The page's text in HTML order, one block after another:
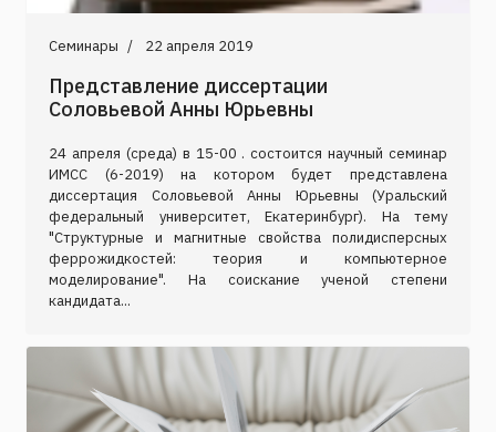
Семинары 22 апреля 2019
Представление диссертации
Соловьевой Анны Юрьевны
24 апреля (среда) в 15-00 . состоится научный семинар
ИМСС (6-2019) на котором будет представлена
диссертация Соловьевой Анны Юрьевны (Уральский
федеральный университет, Екатеринбург). На тему
"Структурные и магнитные свойства полидисперсных
феррожидкостей: теория и компьютерное
моделирование". На соискание ученой степени
кандидата...